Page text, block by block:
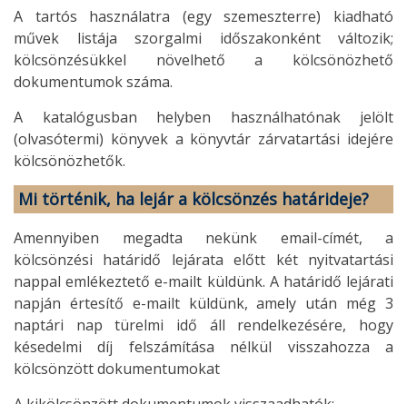
A tartós használatra (egy szemeszterre) kiadható
művek listája szorgalmi időszakonként változik;
kölcsönzésükkel növelhető a kölcsönözhető
dokumentumok száma.
A katalógusban helyben használhatónak jelölt
(olvasótermi) könyvek a könyvtár zárvatartási idejére
kölcsönözhetők.
Mi történik, ha lejár a kölcsönzés határideje?
Amennyiben megadta nekünk email-címét, a
kölcsönzési határidő lejárata előtt két nyitvatartási
nappal emlékeztető e-mailt küldünk. A határidő lejárati
napján értesítő e-mailt küldünk, amely után még 3
naptári nap türelmi idő áll rendelkezésére, hogy
késedelmi díj felszámítása nélkül visszahozza a
kölcsönzött dokumentumokat